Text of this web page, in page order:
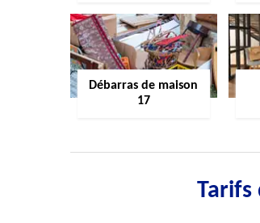
Débarras de maison
17
Tarifs